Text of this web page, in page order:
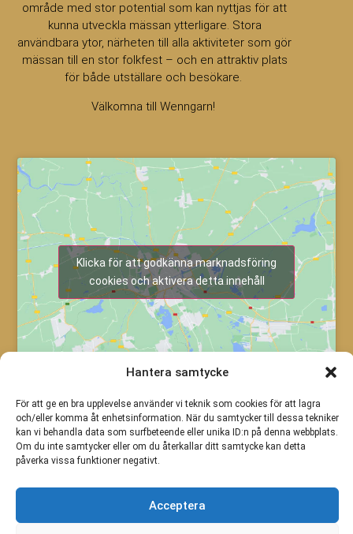
Hantera samtycke
För att ge en bra upplevelse använder vi teknik som cookies för att lagra
och/eller komma åt enhetsinformation. När du samtycker till dessa tekniker
kan vi behandla data som surfbeteende eller unika ID:n på denna webbplats.
Om du inte samtycker eller om du återkallar ditt samtycke kan detta
påverka vissa funktioner negativt.
Acceptera
område med stor potential som kan nyttjas för att
kunna utveckla mässan ytterligare. Stora
användbara ytor, närheten till alla aktiviteter som gör
mässan till en stor folkfest – och en attraktiv plats
för både utställare och besökare.
Välkomna till Wenngarn!
Klicka för att godkänna marknadsföring
cookies och aktivera detta innehåll